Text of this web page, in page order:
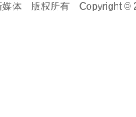
媒体
版权所有 Copyright ©